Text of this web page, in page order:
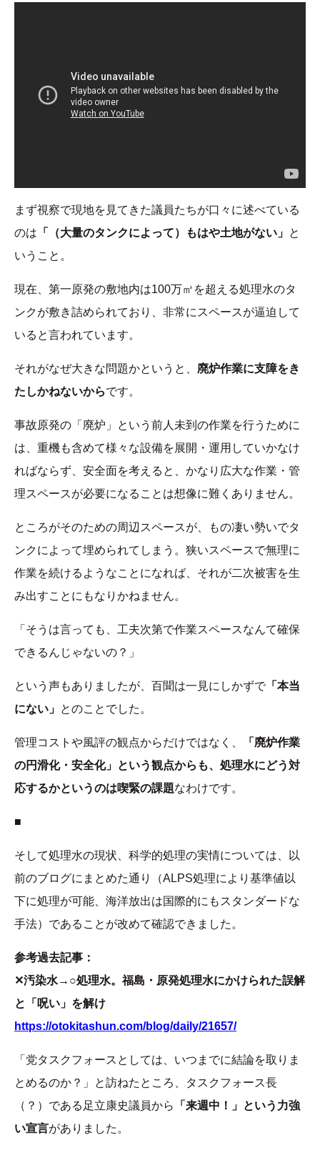
まず視察で現地を見てきた議員たちが口々に述べている
のは 「（大量のタンクによって）もはや土地がない」 と
いうこと。
現在、第一原発の敷地内は100万㎥を超える処理水のタ
ンクが敷き詰められており、非常にスペースが逼迫して
いると言われています。
それがなぜ大きな問題かというと、 廃炉作業に支障をき
たしかねないからです。
事故原発の「廃炉」という前人未到の作業を行うために
は、重機も含めて様々な設備を展開・運用していかなけ
ればならず、安全面を考えると、かなり広大な作業・管
理スペースが必要になることは想像に難くありません。
ところがそのための周辺スペースが、もの凄い勢いでタ
ンクによって埋められてしまう。狭いスペースで無理に
作業を続けるようなことになれば、それが二次被害を生
み出すことにもなりかねません。
「そうは言っても、工夫次第で作業スペースなんて確保
できるんじゃないの？」
という声もありましたが、百聞は一見にしかずで「本当
にない」 とのことでした。
管理コストや風評の観点からだけではなく、
「廃炉作業
の円滑化・安全化」という観点からも、処理水にどう対
応するかというのは喫緊の課題なわけです。
■
そして処理水の現状、科学的処理の実情については、以
前のブログにまとめた通り（ALPS処理により基準値以
下に処理が可能、海洋放出は国際的にもスタンダードな
手法）であることが改めて確認できました。
参考過去記事：
✕汚染水→○処理水。福島・原発処理水にかけられた誤解
と「呪い」を解け
https://otokitashun.com/blog/daily/21657/
「党タスクフォースとしては、いつまでに結論を取りま
とめるのか？」と訪ねたところ、タスクフォース長
（？）である足立康史議員から
「来週中！」という力強
い宣言がありました。